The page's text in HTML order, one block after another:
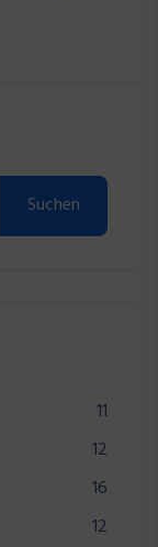
Suchen
11
12
16
12